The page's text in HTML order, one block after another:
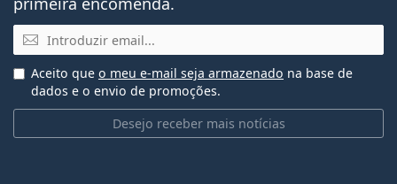
Email
Desejo receber mais notícias
Aceito que o meu e-mail seja armazenado na base de
dados e o envio de promoções.